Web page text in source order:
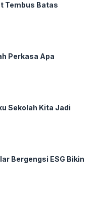
Tembus Batas
Perkasa Apa
Sekolah Kita Jadi
Bergengsi ESG Bikin